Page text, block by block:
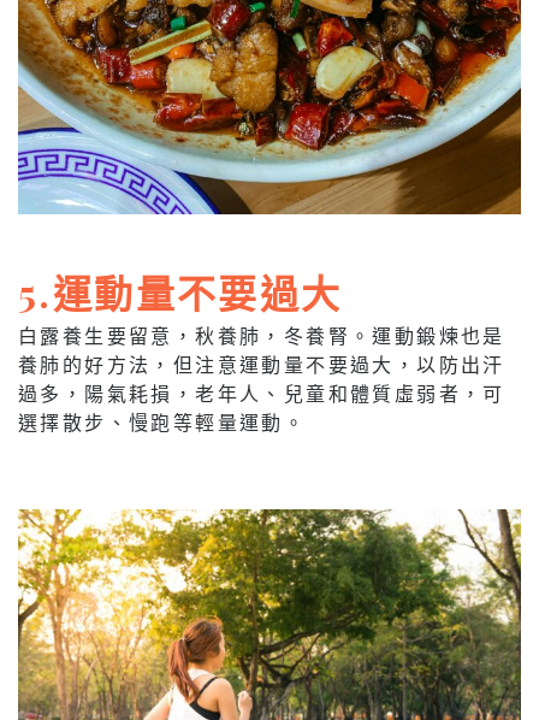
5.運動量不要過大
白露養生要留意，秋養肺，冬養腎。運動鍛煉也是
養肺的好方法，但注意運動量不要過大，以防出汗
過多，陽氣耗損，老年人、兒童和體質虛弱者，可
選擇散步、慢跑等輕量運動。